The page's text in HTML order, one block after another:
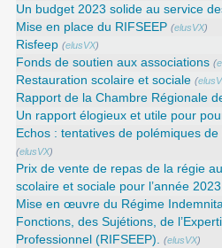
Un budget 2023 solide au service
Mise en place du RIFSEEP (elusVX)
Risfeep (elusVX)
Fonds de soutien aux associations (
Restauration scolaire et sociale (
Rapport de la Chambre Régionale
Un rapport élogieux et utile pour
Echos : tentatives de polémiques
(elusVX)
Prix de vente de repas de la régie
scolaire et sociale pour l’année
Mise en œuvre du Régime
Fonctions, des Sujétions, de
Professionnel (RIFSEEP). (elusVX)